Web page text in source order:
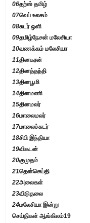
06தற்ஸ் தமிழ்
07வெப் உலகம்
08சுடர் ஒளி
09தமிழ்நேசன் மலேசியா
10வணக்கம் மலேசியா
11தினகரன்
12தினத்தந்தி
13தினபூமி
14தினமணி
15தினமலர்
16மாலைமலர்
17மாலைச்சுடர்
18சிபி இந்தியா
19விகடன்
20குமுதம்
21தென்செய்தி
22அலைகள்
23விடுதலை
24மலேசியா இன்று
செய்திகள் ஆங்கிலம்19